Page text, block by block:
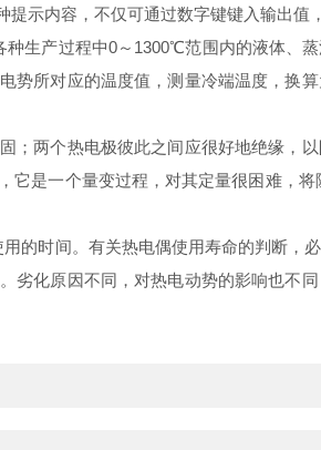
示内容，不仅可通过数字键键入输出值
生产过程中0～1300℃范围内的液体、
势所对应的温度值，测量冷端温度，换
两个热电极彼此之间应很好地绝缘，
它是一个量变过程，对其定量很困难，
的时间。有关热电偶使用寿命的判断，
劣化原因不同，对热电动势的影响也不